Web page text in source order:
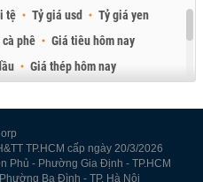
tệ Tỷ giá usd
Tỷ giá yen
cà phê
Giá tiêu hôm nay
Giá thép hôm nay
TP.HCM cấp ngày 20/3/2026
Phủ - Phường Gia Định - TP.HCM
Ba Đình - TP. Hà Nội